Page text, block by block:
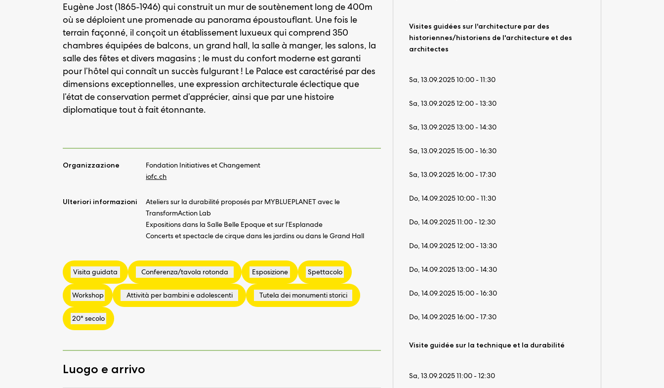
Eugène Jost (1865-1946) qui construit un mur de soutènement long de 400m
où se déploient une promenade au panorama époustouflant. Une fois le
terrain façonné, il conçoit un établissement luxueux qui comprend 350
chambres équipées de balcons, un grand hall, la salle à manger, les salons, la
salle des fêtes et divers magasins ; le must du confort moderne est garanti
pour l’hôtel qui connaît un succès fulgurant ! Le Palace est caractérisé par des
dimensions exceptionnelles, une expression architecturale éclectique que
l’état de conservation permet d’apprécier, ainsi que par une histoire
diplomatique tout à fait étonnante.
Visites guidées sur l'architecture par des
historiennes/historiens de l'architecture et des
architectes
Sa, 13.09.2025 10:00 - 11:30
Sa, 13.09.2025 12:00 - 13:30
Sa, 13.09.2025 13:00 - 14:30
Sa, 13.09.2025 15:00 - 16:30
Sa, 13.09.2025 16:00 - 17:30
Do, 14.09.2025 10:00 - 11:30
Do, 14.09.2025 11:00 - 12:30
Do, 14.09.2025 12:00 - 13:30
Do, 14.09.2025 13:00 - 14:30
Do, 14.09.2025 15:00 - 16:30
Do, 14.09.2025 16:00 - 17:30
Visite guidée sur la technique et la durabilité
Sa, 13.09.2025 11:00 - 12:30
Organizzazione
Fondation Initiatives et Changement
iofc.ch
Ulteriori informazioni
Ateliers sur la durabilité proposés par MYBLUEPLANET avec le
TransformAction Lab
Expositions dans la Salle Belle Epoque et sur l’Esplanade
Concerts et spectacle de cirque dans les jardins ou dans le Grand Hall
Luogo e arrivo